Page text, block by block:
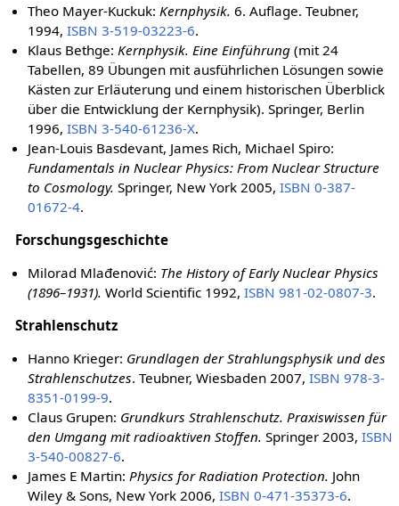
Theo Mayer-Kuckuk: Kernphysik. 6. Auflage. Teubner,
1994,ISBN 3-519-03223-6.
Klaus Bethge: Kernphysik. Eine Einführung (mit 24
Tabellen, 89 Übungen mit ausführlichen Lösungen sowie
Kästen zur Erläuterung und einem historischen Überblick
über die Entwicklung der Kernphysik). Springer, Berlin
1996,ISBN 3-540-61236-X.
Jean-Louis Basdevant, James Rich, Michael Spiro:
Fundamentals in Nuclear Physics: From Nuclear Structure
to Cosmology. Springer, New York 2005,ISBN 0-387-
01672-4.
Forschungsgeschichte
Milorad Mlađenović: The History of Early Nuclear Physics
(1896–1931). World Scientific 1992,ISBN 981-02-0807-3.
Strahlenschutz
Hanno Krieger: Grundlagen der Strahlungsphysik und des
Strahlenschutzes. Teubner, Wiesbaden 2007,ISBN 978-3-
8351-0199-9.
Claus Grupen: Grundkurs Strahlenschutz. Praxiswissen für
den Umgang mit radioaktiven Stoffen. Springer 2003,ISBN
3-540-00827-6.
James E Martin:Physics for Radiation Protection. John
Wiley & Sons, New York 2006,ISBN 0-471-35373-6.